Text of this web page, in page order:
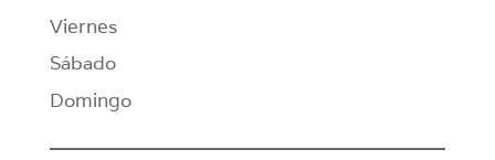
Viernes
Sábado
Domingo